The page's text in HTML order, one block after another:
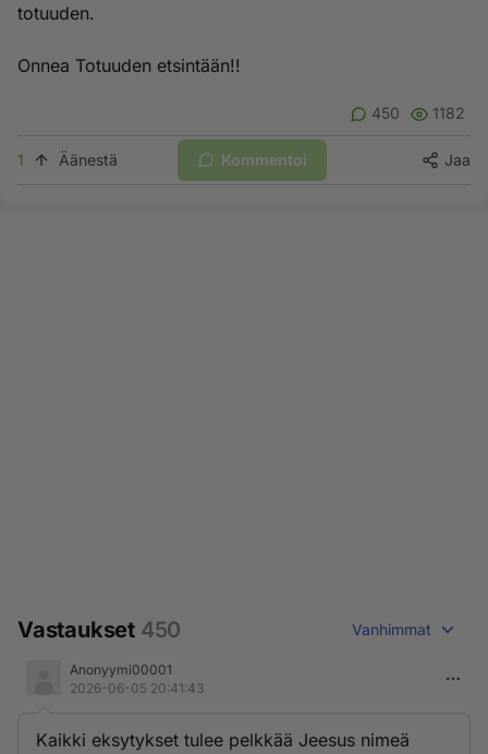
totuuden.
Onnea Totuuden etsintään!!
450 1182
1 Äänestä Kommentoi Jaa
Vastaukset 450 Vanhimmat
Anonyymi00001
2026-06-05 20:41:43
Kaikki eksytykset tulee pelkkää Jeesus nimeä